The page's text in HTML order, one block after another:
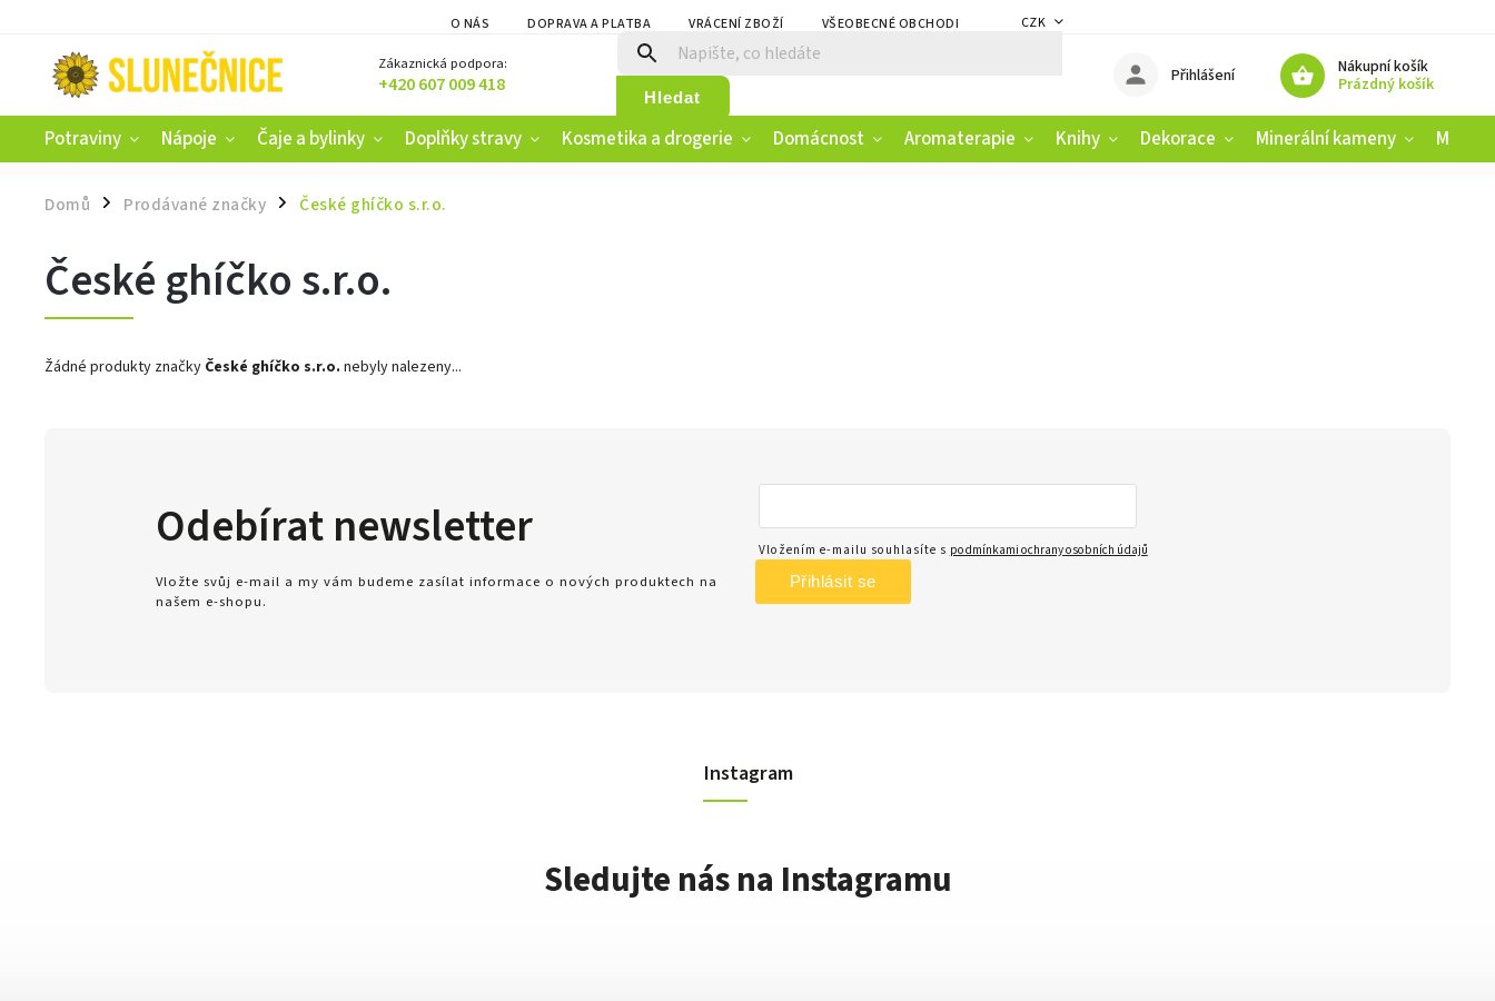
O NÁS DOPRAVA A PLATBA VRÁCENÍ ZBOŽÍ VŠEOBECNÉ OBCHODNÍ PODMÍNKY
CZK
Zákaznická podpora:
+420 607 009 418 Hledat
Nákupní košík
Prázdný košík
Přihlášení
Potraviny Nápoje Čaje a bylinky Doplňky stravy Kosmetika a drogerie Domácnost Aromaterapie Knihy Dekorace Minerální kameny
Domů / Prodávané značky / České ghíčko s.r.o.
České ghíčko s.r.o.
Žádné produkty značky České ghíčko s.r.o. nebyly nalezeny...
Instagram
Sledujte nás na Instagramu
Odebírat newsletter
Vložte svůj e-mail a my vám budeme zasílat informace o nových produktech na
našem e-shopu.
Vložením e-mailu souhlasíte s podmínkami ochrany osobních údajů
Přihlásit se